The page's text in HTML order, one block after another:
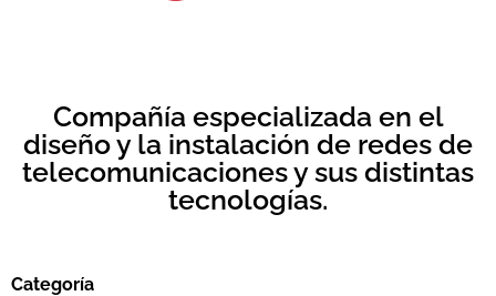
Compañía especializada en el
diseño y la instalación de redes de
telecomunicaciones y sus distintas
tecnologías.
Categoría